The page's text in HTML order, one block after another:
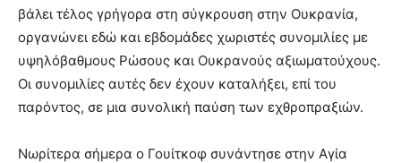
βάλει τέλος γρήγορα στη σύγκρουση στην Ουκρανία,
οργανώνει εδώ και εβδομάδες χωριστές συνομιλίες με
υψηλόβαθμους Ρώσους και Ουκρανούς αξιωματούχους.
Οι συνομιλίες αυτές δεν έχουν καταλήξει, επί του
παρόντος, σε μια συνολική παύση των εχθροπραξιών.
Νωρίτερα σήμερα ο Γουίτκοφ συνάντησε στην Αγία